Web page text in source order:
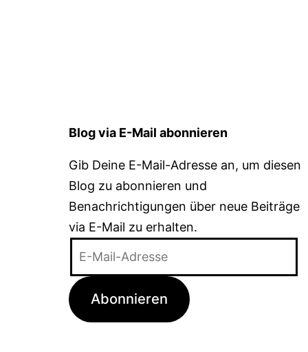
Blog via E-Mail abonnieren
Gib Deine E-Mail-Adresse an, um diesen
Blog zu abonnieren und
Benachrichtigungen über neue Beiträge
via E-Mail zu erhalten.
Adresse
Abonnieren